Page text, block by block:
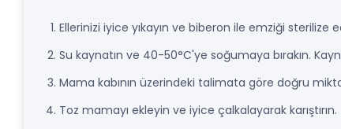
Ellerinizi iyice yıkayın ve biberon ile emziği sterilize
Su kaynatın ve 40-50°C'ye soğumaya bırakın.
Mama kabının üzerindeki talimata göre doğru
Toz mamayı ekleyin ve iyice çalkalayarak